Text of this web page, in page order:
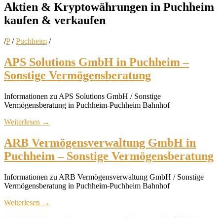
Aktien & Kryptowährungen in Puchheim
kaufen & verkaufen
/P / Puchheim /
APS Solutions GmbH in Puchheim –
Sonstige Vermögensberatung
Informationen zu APS Solutions GmbH / Sonstige
Vermögensberatung in Puchheim-Puchheim Bahnhof
Weiterlesen →
ARB Vermögensverwaltung GmbH in
Puchheim – Sonstige Vermögensberatung
Informationen zu ARB Vermögensverwaltung GmbH / Sonstige
Vermögensberatung in Puchheim-Puchheim Bahnhof
Weiterlesen →